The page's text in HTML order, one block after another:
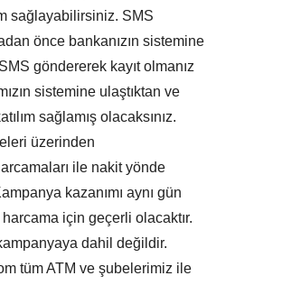
sağlayabilirsiniz. SMS
önce bankanızın sistemine
göndererek kayıt olmanız
sistemine ulaştıktan ve
sağlamış olacaksınız.
üzerinden
ile nakit yönde
kazanımı aynı gün
için geçerli olacaktır.
dahil değildir.
tüm ATM ve şubelerimiz ile